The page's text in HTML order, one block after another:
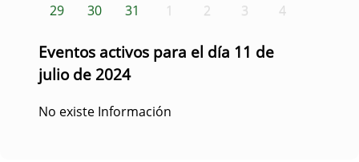
29
30 31 1 2 3 4
Eventos activos para el día 11 de
julio de 2024
No existe Información